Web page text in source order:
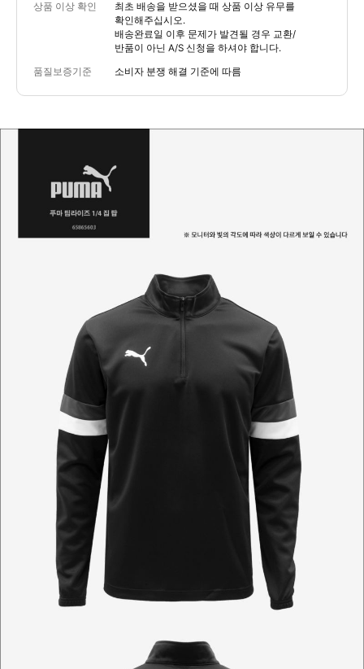
상품 이상 확인
최초 배송을 받으셨을 때 상품 이상 유무를
확인해주십시오.
배송완료일 이후 문제가 발견될 경우 교환/
반품이 아닌 A/S 신청을 하셔야 합니다.
품질보증기준 소비자 분쟁 해결 기준에 따름